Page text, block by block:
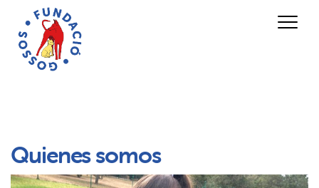
Quienes somos